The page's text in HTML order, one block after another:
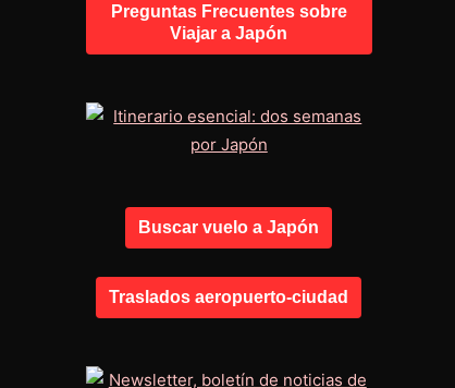
Preguntas Frecuentes sobre
Viajar a Japón
Buscar vuelo a Japón
Traslados aeropuerto-ciudad